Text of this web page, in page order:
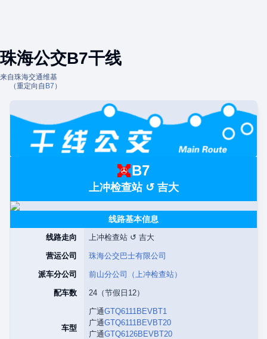
珠海公交B7干线
来自珠海交通维基
（重定向自 B7 ）
B7
上冲检查站 ↺ 吉大
线路基本信息
线路走向 上冲检查站 ↺ 吉大
营运公司 珠海公交巴士有限公司
派车分公司 前山分公司（上冲检查站）
配车数 24（节假日12）
车型
广通GTQ6111BEVBT1
广通GTQ6111BEVBT20
广通GTQ6126BEVBT20